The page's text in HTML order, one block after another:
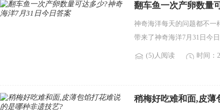
翻车鱼一次产卵数量
神奇海洋每天的问题都不一
带来了神奇海洋7月31日今
(5)人阅读 时间：
稍梅好吃难和面,皮薄